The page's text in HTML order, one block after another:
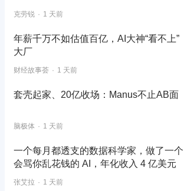
克劳锐 1 天前
年薪千万不如估值百亿，AI大神“看不上”
大厂
财经故事荟 1 天前
套壳起家、20亿收场：Manus不止AB面
脑极体 1 天前
一个每月都透支的数据科学家，做了一个
会骂你乱花钱的 AI，年化收入 4 亿美元
张艾拉 1 天前